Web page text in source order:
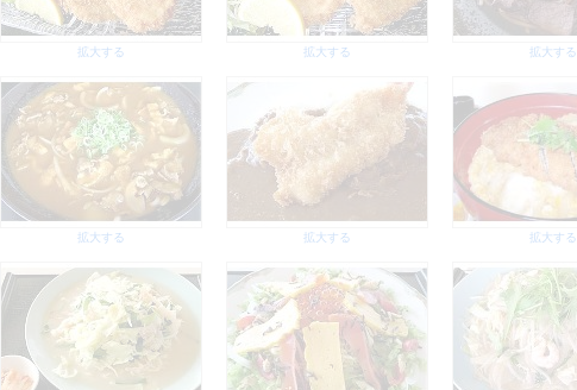
拡大する 拡大する 拡大する
拡大する 拡大する 拡大する